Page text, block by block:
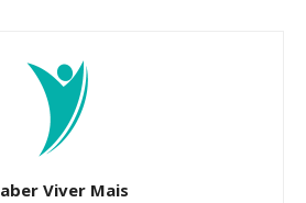
Viver Mais